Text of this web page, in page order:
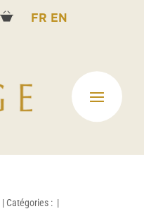
FR EN
| Catégories : |